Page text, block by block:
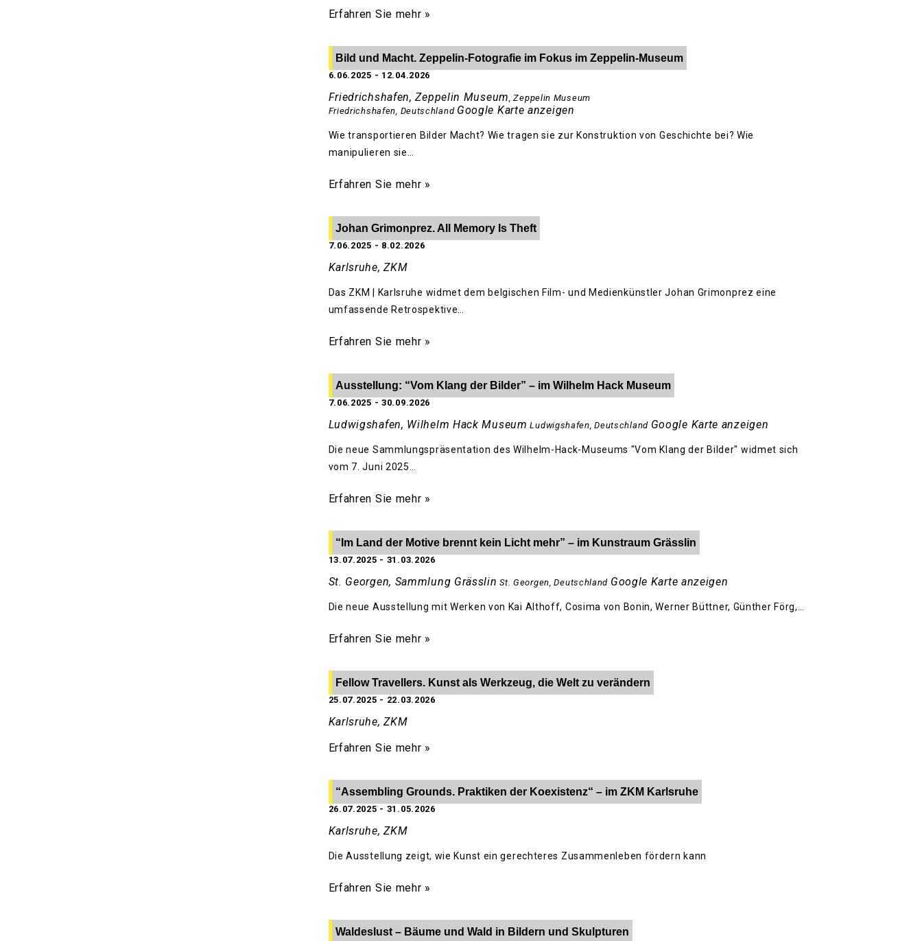
Erfahren Sie mehr »
Bild und Macht. Zeppelin-Fotografie im Fokus im Zeppelin-Museum
6.06.2025 - 12.04.2026
Friedrichshafen, Zeppelin Museum ,Zeppelin Museum
Friedrichshafen Deutschland Google Karte anzeigen
Wie transportieren Bilder Macht? Wie tragen sie zur Konstruktion von Geschichte bei? Wie
manipulieren sie…
Erfahren Sie mehr »
Johan Grimonprez. All Memory Is Theft
7.06.2025 - 8.02.2026
Karlsruhe, ZKM
Das ZKM | Karlsruhe widmet dem belgischen Film- und Medienkünstler Johan Grimonprez eine
umfassende Retrospektive…
Erfahren Sie mehr »
Ausstellung: “Vom Klang der Bilder” – im Wilhelm Hack Museum
7.06.2025 -30.09.2026
Ludwigshafen, Wilhelm Hack Museum Ludwigshafen Deutschland Google Karte anzeigen
Die neue Sammlungspräsentation des Wilhelm-Hack-Museums "Vom Klang der Bilder" widmet sich
vom 7. Juni 2025…
Erfahren Sie mehr »
“Im Land der Motive brennt kein Licht mehr” – im Kunstraum Grässlin
13.07.2025 - 31.03.2026
St. Georgen, Sammlung Grässlin St. Georgen Deutschland Google Karte anzeigen
Die neue Ausstellung mit Werken von Kai Althoff, Cosima von Bonin, Werner Büttner, Günther Förg,…
Erfahren Sie mehr »
Fellow Travellers. Kunst als Werkzeug, die Welt zu verändern
25.07.2025 - 22.03.2026
Karlsruhe, ZKM
Erfahren Sie mehr »
“Assembling Grounds. Praktiken der Koexistenz“ – im ZKM Karlsruhe
26.07.2025 - 31.05.2026
Karlsruhe, ZKM
Die Ausstellung zeigt, wie Kunst ein gerechteres Zusammenleben fördern kann
Erfahren Sie mehr »
Waldeslust – Bäume und Wald in Bildern und Skulpturen